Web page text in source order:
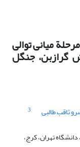
میانی توالی
گرازبن، جنگل
ثاقب طالبی 3
تهران، کرج،